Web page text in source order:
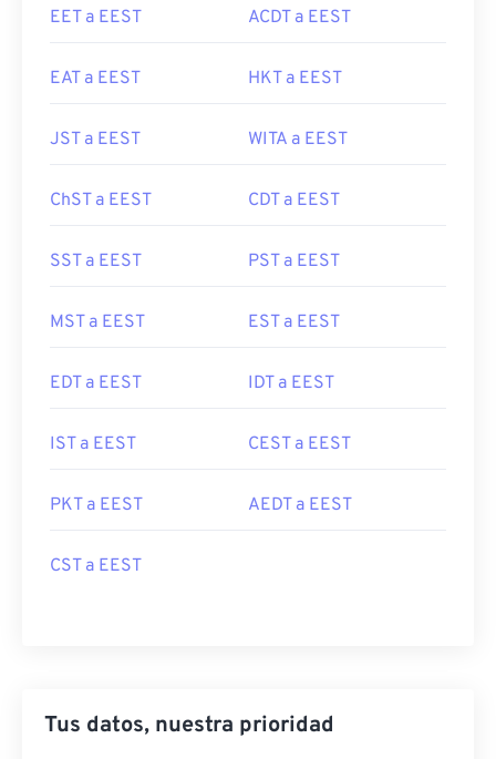
EET a EEST ACDT a EEST
EAT a EEST HKT a EEST
JST a EEST WITA a EEST
ChST a EEST CDT a EEST
SST a EEST PST a EEST
MST a EEST EST a EEST
EDT a EEST IDT a EEST
IST a EEST CEST a EEST
PKT a EEST AEDT a EEST
CST a EEST
Tus datos, nuestra prioridad